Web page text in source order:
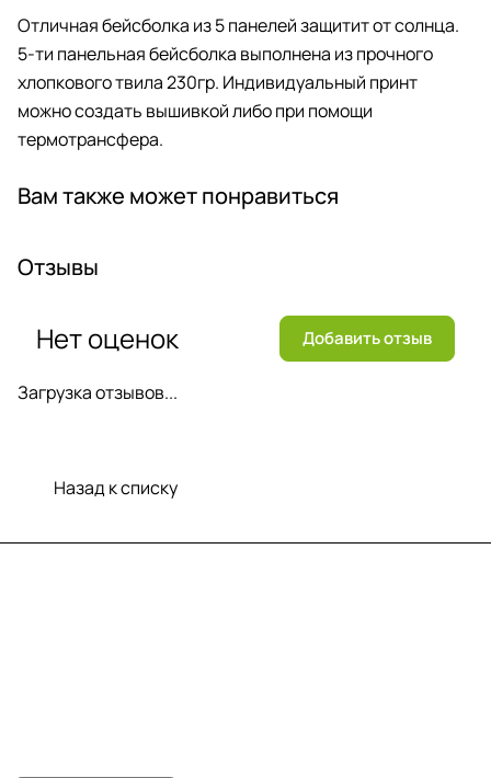
Отличная бейсболка из 5 панелей защитит от солнца.
5-ти панельная бейсболка выполнена из прочного
хлопкового твила 230гр. Индивидуальный принт
можно создать вышивкой либо при помощи
термотрансфера.
Вам также может понравиться
Отзывы
Загрузка отзывов...
Нет оценок Добавить отзыв
Назад к списку